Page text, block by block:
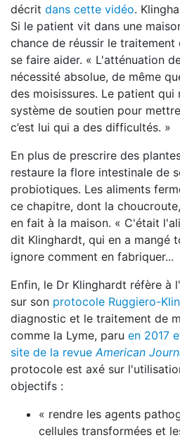
décrit dans cette vidéo.
Si le patient vit dans une
chance de réussir le traitement
se faire aider. « L'atténuation
nécessité absolue, de même
des moisissures. Le patient qui
système de soutien pour
c’est lui qui a des difficultés. »
En plus de prescrire des
restaure la flore intestinale de
probiotiques. Les aliments
ce chapitre, dont la
en fait à la maison. « C'était
dit Klinghardt, qui en a mangé
ignore comment en fabriquer...
Enfin, le Dr Klinghardt réfère à
sur son protocole Ruggiero-
diagnostic et le traitement de
comme la Lyme, paru en 2017
site de la revueAmerican
protocole est axé sur
objectifs :
« rendre les agents
cellules transformées et